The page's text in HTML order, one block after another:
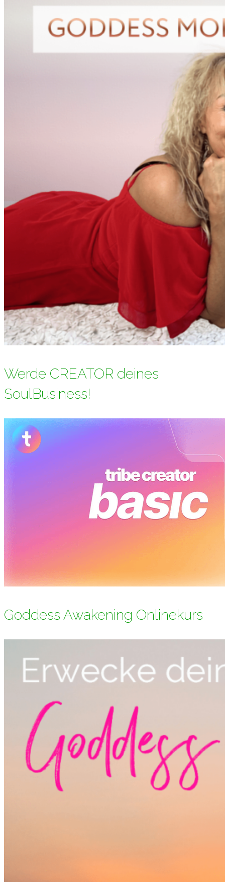
Werde CREATOR deines
SoulBusiness!
Goddess Awakening Onlinekurs